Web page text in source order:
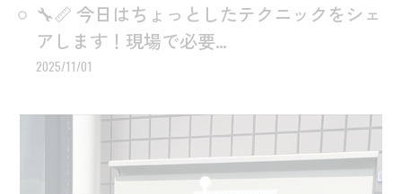
🔧📏 今日はちょっとしたテクニックをシェ
アします！現場で必要...
2025/11/01